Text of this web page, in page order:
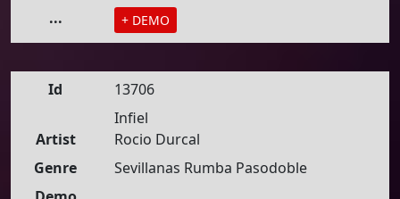
...
+ DEMO
Id
13706
Infiel
Artist
Rocio Durcal
Genre
Sevillanas Rumba Pasodoble